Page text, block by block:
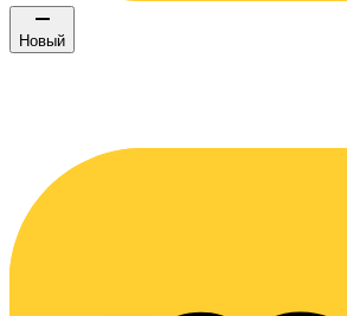
Новый